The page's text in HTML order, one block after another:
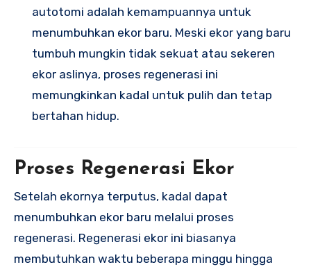
autotomi adalah kemampuannya untuk
menumbuhkan ekor baru. Meski ekor yang baru
tumbuh mungkin tidak sekuat atau sekeren
ekor aslinya, proses regenerasi ini
memungkinkan kadal untuk pulih dan tetap
bertahan hidup.
Proses Regenerasi Ekor
Setelah ekornya terputus, kadal dapat
menumbuhkan ekor baru melalui proses
regenerasi. Regenerasi ekor ini biasanya
membutuhkan waktu beberapa minggu hingga